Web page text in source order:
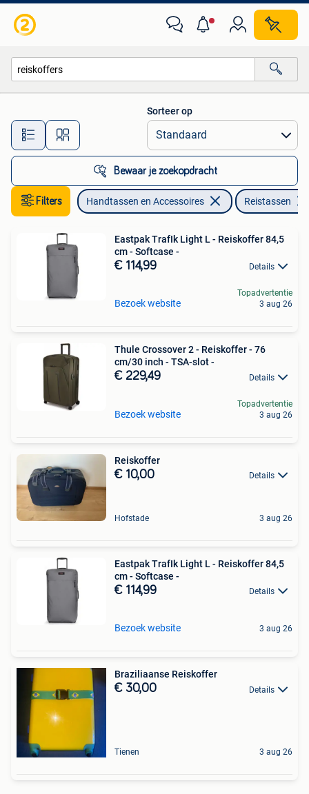
Alle afstanden…
Sorteer op
Bewaar je zoekopdracht
Filters Handtassen en Accessoires Reistassen
Eastpak TrafIk Light L - Reiskoffer 84,5
cm - Softcase -
€ 114,99 Details
Bezoek website
Topadvertentie
3 aug 26
Thule Crossover 2 - Reiskoffer - 76
cm/30 inch - TSA-slot -
€ 229,49 Details
Bezoek website
Topadvertentie
3 aug 26
Reiskoffer
€ 10,00 Details
Hofstade 3 aug 26
Eastpak TrafIk Light L - Reiskoffer 84,5
cm - Softcase -
€ 114,99 Details
Bezoek website 3 aug 26
Braziliaanse Reiskoffer
€ 30,00 Details
Tienen 3 aug 26